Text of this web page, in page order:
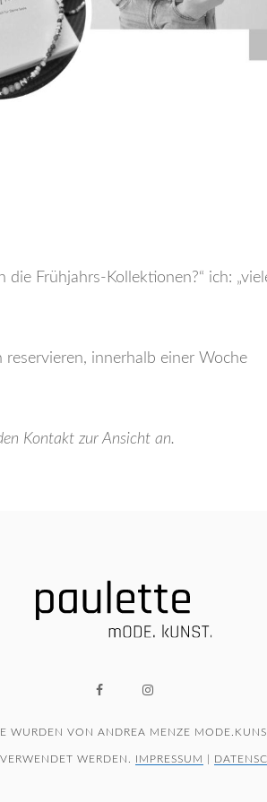
Frühjahrs-Kollektionen?“ ich:
innerhalb einer Woche
Kontakt zur Ansicht an.
WURDEN VON ANDREA MENZE
WERDEN. IMPRESSUM